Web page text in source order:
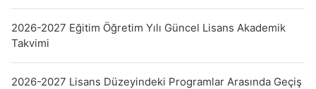
2026-2027 Eğitim Öğretim Yılı Güncel Lisans Akademik
Takvimi
2026-2027 Lisans Düzeyindeki Programlar Arasında Geçiş